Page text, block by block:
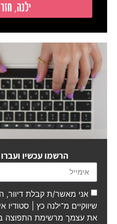
ילנה,
הדרכה ללא
המפה
נחיתה
הרשמו עכשיו
אני מאשר/ת קבלת דיוור,
שיווקיים מ־ילנה כץ | סטודיו
את עצמך מרשימת התפוצה